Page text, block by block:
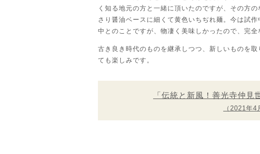
く知る地元の方と一緒に頂いたのですが、その方
さり醤油ベースに細くて黄色いちぢれ麺。今は試
中とのことですが、物凄く美味しかったので、完全
古き良き時代のものを継承しつつ、新しいものを
ても楽しみです。
「伝統と新風！善光寺仲
（2021年4